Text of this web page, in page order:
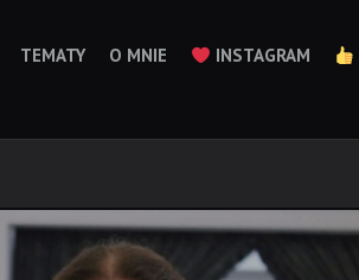
TEMATY O MNIE INSTAGRAM